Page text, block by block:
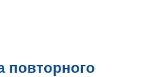
повторного